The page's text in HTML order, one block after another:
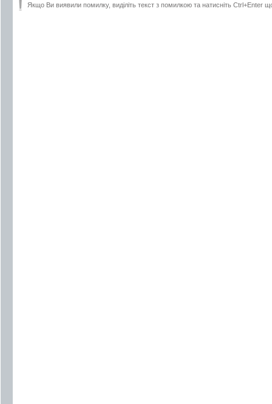
Якщо Ви виявили помилку, виділіть текст з помилкою та натисніть Ctrl+Enter